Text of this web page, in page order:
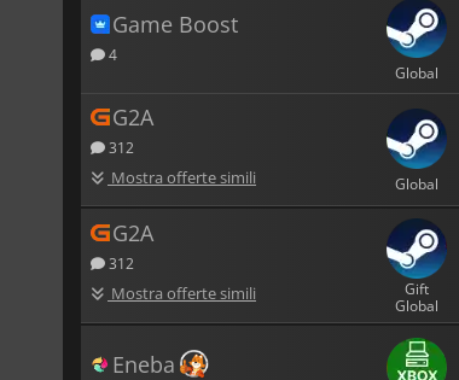
Game Boost
4
Global
G2A
312
Mostra offerte simili Global
G2A
312
Mostra offerte simili
Gift
Global
Eneba